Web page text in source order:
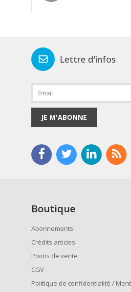
Lettre d'infos
JE M'ABONNE
Boutique
Abonnements
Crédits articles
Points de vente
CGV
Politique de confidentialité /